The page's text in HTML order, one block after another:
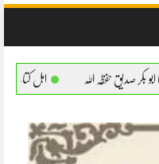
اہل کتاب کے برتن استعمال کرنے کا بیان –